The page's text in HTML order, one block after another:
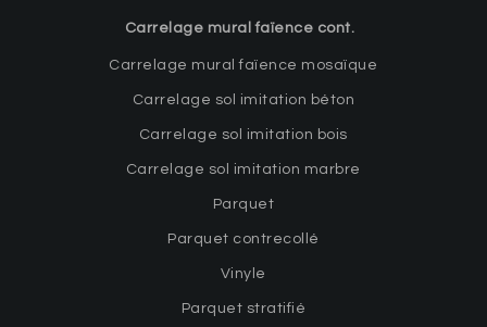
Carrelage mural faïence cont.
Carrelage mural faïence mosaïque
Carrelage sol imitation béton
Carrelage sol imitation bois
Carrelage sol imitation marbre
Parquet
Parquet contrecollé
Vinyle
Parquet stratifié